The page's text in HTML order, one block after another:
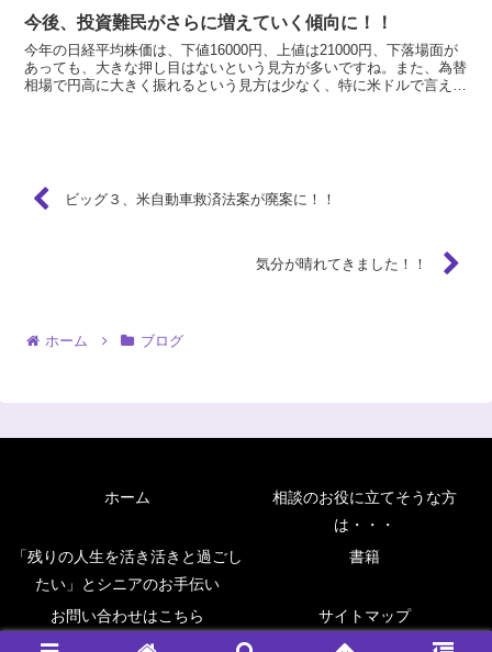
今後、投資難民がさらに増えていく傾向に！！
今年の日経平均株価は、下値16000円、上値は21000円、下落場面が
あっても、大きな押し目はないという見方が多いですね。また、為替
相場で円高に大きく振れるという見方は少なく、特に米ドルで言え
ビッグ３、米自動車救済法案が廃案に！！
気分が晴れてきました！！
ホーム ブログ
ホーム
相談のお役に立てそうな方
は・・・
「残りの人生を活き活きと過ごし
たい」とシニアのお手伝い
書籍
お問い合わせはこちら サイトマップ